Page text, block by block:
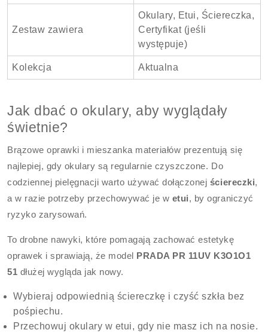
Zestaw zawiera
Okulary, Etui, Ściereczka,
Certyfikat (jeśli
występuje)
Kolekcja Aktualna
Jak dbać o okulary, aby wyglądały
świetnie?
Brązowe oprawki i mieszanka materiałów prezentują się
najlepiej, gdy okulary są regularnie czyszczone. Do
codziennej pielęgnacji warto używać dołączonej ściereczki,
a w razie potrzeby przechowywać je w etui, by ograniczyć
ryzyko zarysowań.
To drobne nawyki, które pomagają zachować estetykę
oprawek i sprawiają, że model PRADA PR 11UV K3O1O1
51 dłużej wygląda jak nowy.
Wybieraj odpowiednią ściereczkę i czyść szkła bez
pośpiechu.
Przechowuj okulary w etui, gdy nie masz ich na nosie.